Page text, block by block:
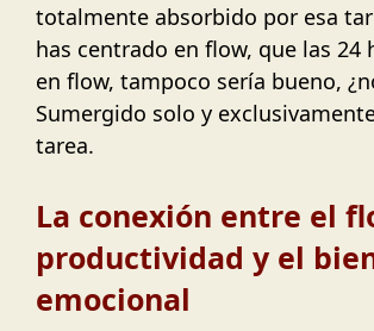
totalmente absorbido por esa
has centrado en flow, que las 24
en flow, tampoco sería bueno,
Sumergido solo y
tarea.
La conexión entre el
productividad y el
emocional